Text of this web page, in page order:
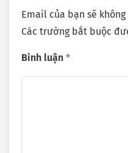
Email của bạn sẽ
Các trường bắt buộc
Bình luận *